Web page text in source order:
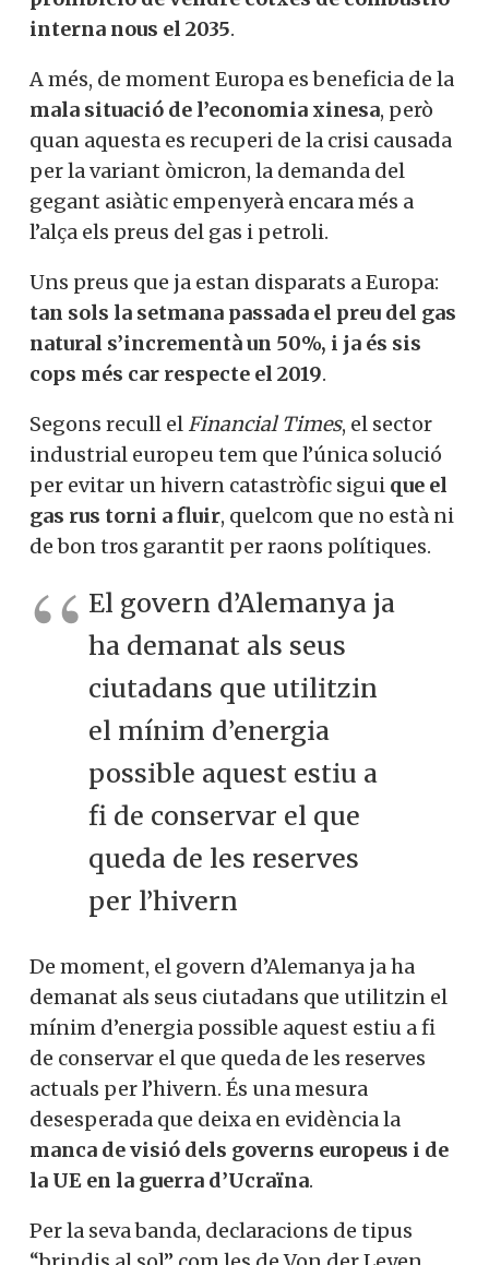
interna nous el 2035.
A més, de moment Europa es beneficia de la
mala situació de l’economia xinesa, però
quan aquesta es recuperi de la crisi causada
per la variant òmicron, la demanda del
gegant asiàtic empenyerà encara més a
l’alça els preus del gas i petroli.
Uns preus que ja estan disparats a Europa:
tan sols la setmana passada el preu del gas
natural s’incrementà un 50%, i ja és sis
cops més car respecte el 2019.
Segons recull el Financial Times, el sector
industrial europeu tem que l’única solució
per evitar un hivern catastròfic sigui que el
gas rus torni a fluir, quelcom que no està ni
de bon tros garantit per raons polítiques.
El govern d’Alemanya ja
ha demanat als seus
ciutadans que utilitzin
el mínim d’energia
possible aquest estiu a
fi de conservar el que
queda de les reserves
per l’hivern
De moment, el govern d’Alemanya ja ha
demanat als seus ciutadans que utilitzin el
mínim d’energia possible aquest estiu a fi
de conservar el que queda de les reserves
actuals per l’hivern. És una mesura
desesperada que deixa en evidència la
manca de visió dels governs europeus i de
la UE en la guerra d’Ucraïna.
Per la seva banda, declaracions de tipus